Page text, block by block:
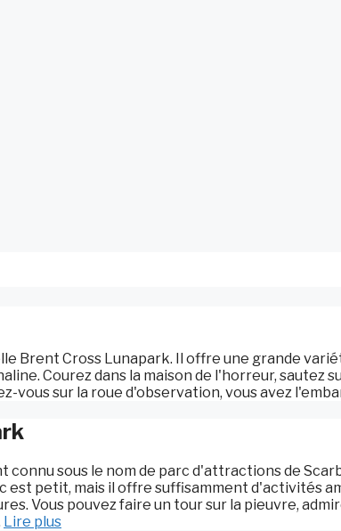
Brent Cross Lunapark. Il offre une grande
Courez dans la maison de l'horreur, sautez
vous sur la roue d'observation, vous avez
connu sous le nom de parc d'attractions de
est petit, mais il offre suffisamment d'activités
Vous pouvez faire un tour sur la pieuvre,
Lire plus